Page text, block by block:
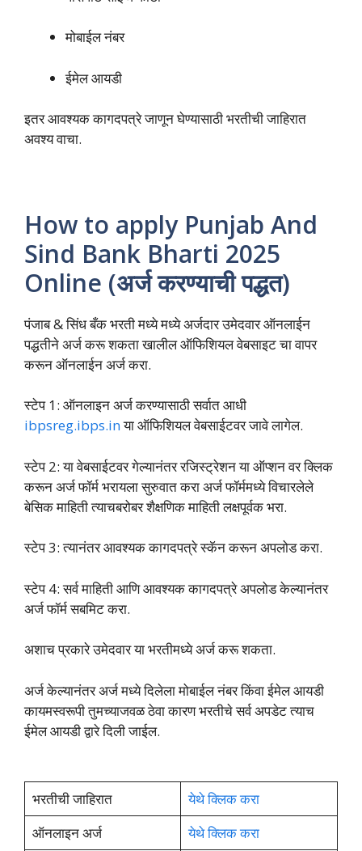
मोबाईल नंबर
ईमेल आयडी
इतर आवश्यक कागदपत्रे जाणून घेण्यासाठी भरतीची जाहिरात
अवश्य वाचा.
How to apply Punjab And
Sind Bank Bharti 2025
Online (अर्ज करण्याची पद्धत)
पंजाब & सिंध बँक भरती मध्ये मध्ये अर्जदार उमेदवार ऑनलाईन
पद्धतीने अर्ज करू शकता खालील ऑफिशियल वेबसाइट चा वापर
करून ऑनलाईन अर्ज करा.
स्टेप 1: ऑनलाइन अर्ज करण्यासाठी सर्वात आधी
ibpsreg.ibps.inया ऑफिशियल वेबसाईटवर जावे लागेल.
स्टेप 2: या वेबसाईटवर गेल्यानंतर रजिस्ट्रेशन या ऑप्शन वर क्लिक
करून अर्ज फॉर्म भरायला सुरुवात करा अर्ज फॉर्ममध्ये विचारलेले
बेसिक माहिती त्याचबरोबर शैक्षणिक माहिती लक्षपूर्वक भरा.
स्टेप 3: त्यानंतर आवश्यक कागदपत्रे स्कॅन करून अपलोड करा.
स्टेप 4: सर्व माहिती आणि आवश्यक कागदपत्रे अपलोड केल्यानंतर
अर्ज फॉर्म सबमिट करा.
अशाच प्रकारे उमेदवार या भरतीमध्ये अर्ज करू शकता.
अर्ज केल्यानंतर अर्ज मध्ये दिलेला मोबाईल नंबर किंवा ईमेल आयडी
कायमस्वरूपी तुमच्याजवळ ठेवा कारण भरतीचे सर्व अपडेट त्याच
ईमेल आयडी द्वारे दिली जाईल.
भरतीची जाहिरात
येथे क्लिक करा
ऑनलाइन अर्ज
येथे क्लिक करा